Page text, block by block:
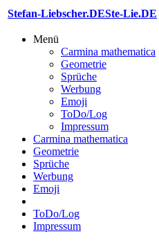
Stefan-Liebscher.DESte-Lie.DE
Menü
Carmina mathematica
Geometrie
Sprüche
Werbung
Emoji
ToDo/Log
Impressum
Carmina mathematica
Geometrie
Sprüche
Werbung
Emoji
ToDo/Log
Impressum